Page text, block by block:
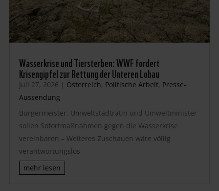
Wasserkrise und Tiersterben: WWF fordert
Krisengipfel zur Rettung der Unteren Lobau
Juli 27, 2026 | Österreich, Politische Arbeit, Presse-
Aussendung
Bürgermeister, Umweltstadträtin und Umweltminister
sollen Sofortmaßnahmen gegen die Wasserkrise
vereinbaren – Weiteres Zuschauen wäre völlig
verantwortungslos
mehr lesen